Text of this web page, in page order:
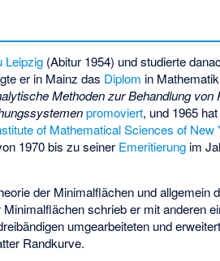
Leipzig (Abitur 1954) und studierte
er in Mainz das Diplom in
Methoden zur Behandlung von
promoviert, und 1965
of Mathematical Sciences of New
1970 bis zu seiner Emeritierung im
der Minimalflächen und allgemein
schrieb er mit anderen
umgearbeiteten und
Randkurve.